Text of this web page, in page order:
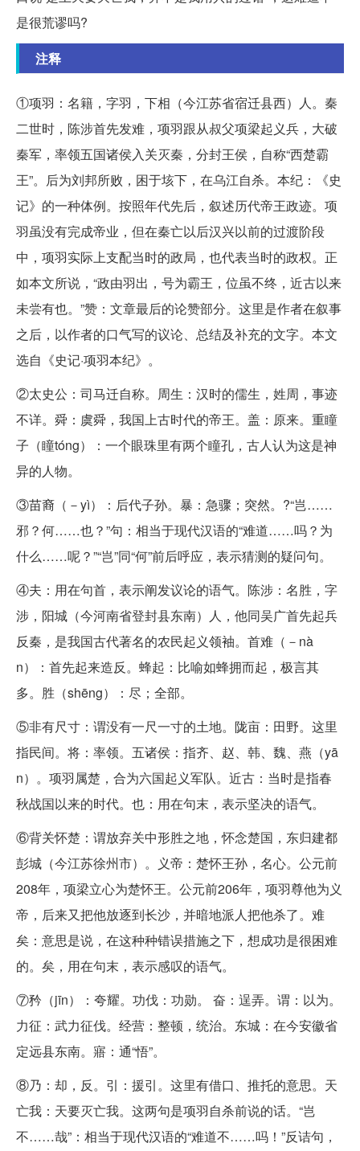
是很荒谬吗?
注释
①项羽：名籍，字羽，下相（今江苏省宿迁县西）人。秦
二世时，陈涉首先发难，项羽跟从叔父项梁起义兵，大破
秦军，率领五国诸侯入关灭秦，分封王侯，自称“西楚霸
王”。后为刘邦所败，困于垓下，在乌江自杀。本纪：《史
记》的一种体例。按照年代先后，叙述历代帝王政迹。项
羽虽没有完成帝业，但在秦亡以后汉兴以前的过渡阶段
中，项羽实际上支配当时的政局，也代表当时的政权。正
如本文所说，“政由羽出，号为霸王，位虽不终，近古以来
未尝有也。”赞：文章最后的论赞部分。这里是作者在叙事
之后，以作者的口气写的议论、总结及补充的文字。本文
选自《史记·项羽本纪》。
②太史公：司马迁自称。周生：汉时的儒生，姓周，事迹
不详。舜：虞舜，我国上古时代的帝王。盖：原来。重瞳
子（瞳tóng）：一个眼珠里有两个瞳孔，古人认为这是神
异的人物。
③苗裔（－yì）：后代子孙。暴：急骤；突然。?“岂……
邪？何……也？”句：相当于现代汉语的“难道……吗？为
什么……呢？”“岂”同“何”前后呼应，表示猜测的疑问句。
④夫：用在句首，表示阐发议论的语气。陈涉：名胜，字
涉，阳城（今河南省登封县东南）人，他同吴广首先起兵
反秦，是我国古代著名的农民起义领袖。首难（－nà
n）：首先起来造反。蜂起：比喻如蜂拥而起，极言其
多。胜（shēng）：尽；全部。
⑤非有尺寸：谓没有一尺一寸的土地。陇亩：田野。这里
指民间。将：率领。五诸侯：指齐、赵、韩、魏、燕（yā
n）。项羽属楚，合为六国起义军队。近古：当时是指春
秋战国以来的时代。也：用在句末，表示坚决的语气。
⑥背关怀楚：谓放弃关中形胜之地，怀念楚国，东归建都
彭城（今江苏徐州市）。义帝：楚怀王孙，名心。公元前
208年，项梁立心为楚怀王。公元前206年，项羽尊他为义
帝，后来又把他放逐到长沙，并暗地派人把他杀了。难
矣：意思是说，在这种种错误措施之下，想成功是很困难
的。矣，用在句末，表示感叹的语气。
⑦矜（jīn）：夸耀。功伐：功勋。 奋：逞弄。谓：以为。
力征：武力征伐。经营：整顿，统治。东城：在今安徽省
定远县东南。寤：通“悟”。
⑧乃：却，反。引：援引。这里有借口、推托的意思。天
亡我：天要灭亡我。这两句是项羽自杀前说的话。“岂
不……哉”：相当于现代汉语的“难道不……吗！”反诘句，